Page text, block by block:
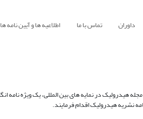
داوران تماس با ما اطلاعیه ها و آیین نامه ها
نشریه هیدرولیک اقدام فرمایند.